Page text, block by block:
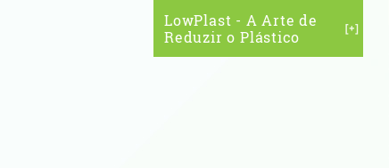
LowPlast - A Arte de
Reduzir o Plástico